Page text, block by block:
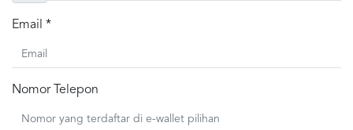
Email *
Nomor Telepon